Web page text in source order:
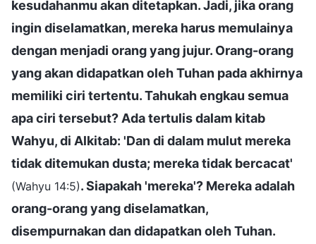
kesudahanmu akan ditetapkan. Jadi, jika orang
ingin diselamatkan, mereka harus memulainya
dengan menjadi orang yang jujur. Orang-orang
yang akan didapatkan oleh Tuhan pada akhirnya
memiliki ciri tertentu. Tahukah engkau semua
apa ciri tersebut? Ada tertulis dalam kitab
Wahyu, di Alkitab: 'Dan di dalam mulut mereka
tidak ditemukan dusta; mereka tidak bercacat'
(Wahyu 14:5). Siapakah 'mereka'? Mereka adalah
orang-orang yang diselamatkan,
disempurnakan dan didapatkan oleh Tuhan.